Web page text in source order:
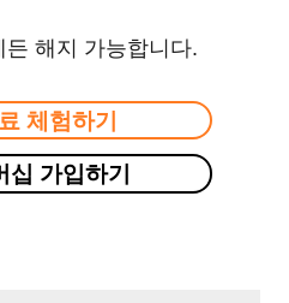
해지 가능합니다.
체험하기
가입하기